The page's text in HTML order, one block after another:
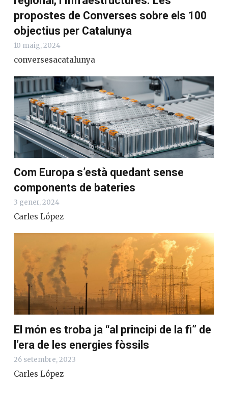
propostes de Converses sobre els 100
objectius per Catalunya
10 maig, 2024
conversesacatalunya
Com Europa s’està quedant sense
components de bateries
3 gener, 2024
Carles López
El món es troba ja “al principi de la fi” de
l’era de les energies fòssils
26 setembre, 2023
Carles López